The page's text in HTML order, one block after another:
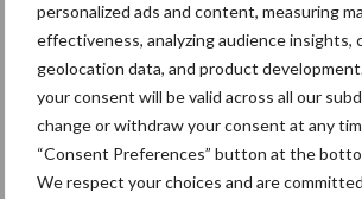
personalized ads and content, measuring
effectiveness, analyzing audience insights,
geolocation data, and product
your consent will be valid across all our
change or withdraw your consent at any
“Consent Preferences” button at the
We respect your choices and are
veronderstelt. Toch zien we dit nog niet
de nieuwe campagne bietenpulp. Deze
hoog en worden ondersteund door de hoge
Sojahullen blijven duur door een beperkt
en de hoge vrachtkosten. Dit laatste geldt
palmpitschilfers, waar ook nog een goede